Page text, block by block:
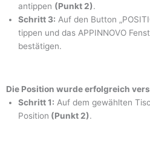
antippen (Punkt 2).
Schritt 3: Auf den Button
tippen und das APPINNOVO
bestätigen.
Die Position wurde erfolgreich
Schritt 1: Auf dem gewählten
Position (Punkt 2).